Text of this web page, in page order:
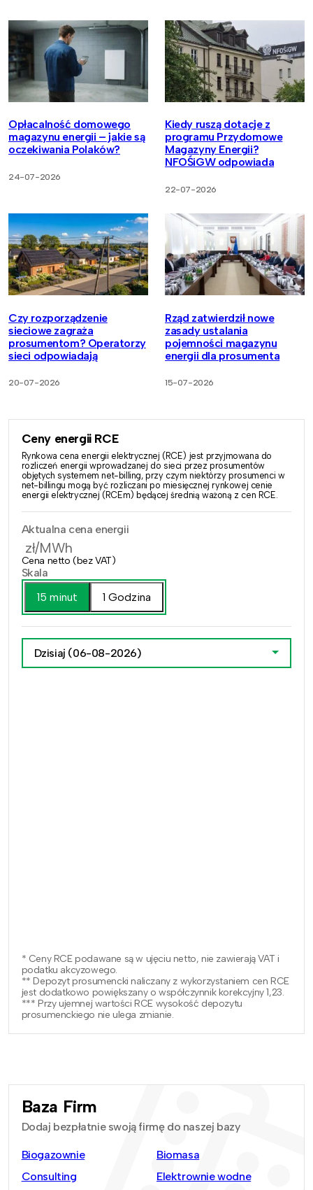
Opłacalność domowego
magazynu energii – jakie są
oczekiwania Polaków?
24-07-2026
Kiedy ruszą dotacje z
programu Przydomowe
Magazyny Energii?
NFOŚiGW odpowiada
22-07-2026
Czy rozporządzenie
sieciowe zagraża
prosumentom? Operatorzy
sieci odpowiadają
20-07-2026
Rząd zatwierdził nowe
zasady ustalania
pojemności magazynu
energii dla prosumenta
15-07-2026
Ceny energii RCE
Rynkowa cena energii elektrycznej (RCE) jest przyjmowana do
rozliczeń energii wprowadzanej do sieci przez prosumentów
objętych systemem net-billing, przy czym niektórzy prosumenci w
net-billingu mogą być rozliczani po miesięcznej rynkowej cenie
energii elektrycznej (RCEm) będącej średnią ważoną z cen RCE.
Aktualna cena energii
zł/MWh
Cena netto (bez VAT)
Skala
15 minut
1 Godzina
Dzisiaj (06-08-2026)
* Ceny RCE podawane są w ujęciu netto, nie zawierają VAT i
podatku akcyzowego.
** Depozyt prosumencki naliczany z wykorzystaniem cen RCE
jest dodatkowo powiększany o współczynnik korekcyjny 1,23.
*** Przy ujemnej wartości RCE wysokość depozytu
prosumenckiego nie ulega zmianie.
Baza Firm
Dodaj bezpłatnie swoją firmę do naszej bazy
Biogazownie
Biomasa
Consulting
Elektrownie wodne